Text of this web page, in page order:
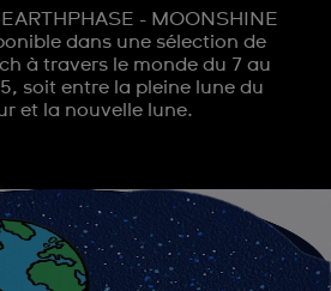
- MOONSHINE
dans une sélection de
à travers le monde du 7 au
soit entre la pleine lune du
et la nouvelle lune.